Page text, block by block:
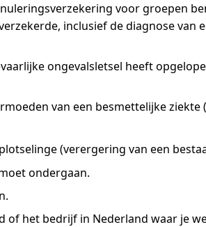
voor groepen
inclusief de diagnose van
ongevalsletsel heeft
van een besmettelijke
(verergering van een
ondergaan.
het bedrijf in Nederland waar je